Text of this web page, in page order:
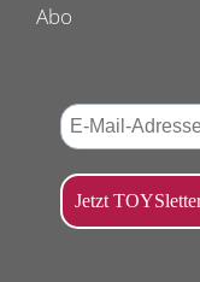
Abo